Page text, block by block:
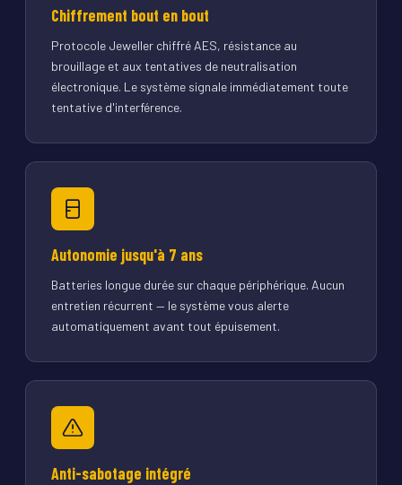
Chiffrement bout en bout
Protocole Jeweller chiffré AES, résistance au
brouillage et aux tentatives de neutralisation
électronique. Le système signale immédiatement toute
tentative d'interférence.
Autonomie jusqu'à 7 ans
Batteries longue durée sur chaque périphérique. Aucun
entretien récurrent — le système vous alerte
automatiquement avant tout épuisement.
Anti-sabotage intégré